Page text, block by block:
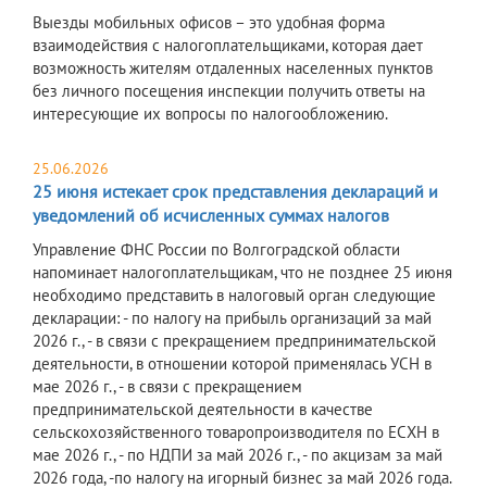
Выезды мобильных офисов – это удобная форма
взаимодействия с налогоплательщиками, которая дает
возможность жителям отдаленных населенных пунктов
без личного посещения инспекции получить ответы на
интересующие их вопросы по налогообложению.
25.06.2026
25 июня истекает срок представления деклараций и
уведомлений об исчисленных суммах налогов
Управление ФНС России по Волгоградской области
напоминает налогоплательщикам, что не позднее 25 июня
необходимо представить в налоговый орган следующие
декларации: - по налогу на прибыль организаций за май
2026 г., - в связи с прекращением предпринимательской
деятельности, в отношении которой применялась УСН в
мае 2026 г., - в связи с прекращением
предпринимательской деятельности в качестве
сельскохозяйственного товаропроизводителя по ЕСХН в
мае 2026 г., - по НДПИ за май 2026 г., - по акцизам за май
2026 года, -по налогу на игорный бизнес за май 2026 года.